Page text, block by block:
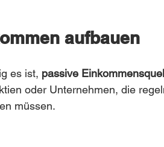
aufbauen
es ist, passive
oder Unternehmen, die
müssen.